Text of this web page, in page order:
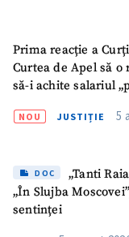
Prima reacție a
Curtea de Apel să
să-i achite salariul
NOU JUSTIȚIE 5
DOC
„Tanti
„În Slujba
sentinței